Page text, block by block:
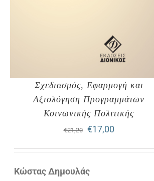
Σχεδιασμός, Εφαρμογή και
Αξιολόγηση Προγραμμάτων
Κοινωνικής Πολιτικής
€21,20
Original
price
€17,00Η
τρέχουσα
Κώστας Δημουλάς